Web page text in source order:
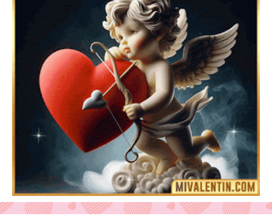
Feliz San Valentín Delsy